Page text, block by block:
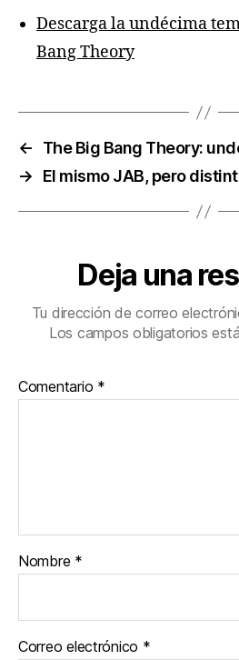
Descarga la undécima
Bang Theory
←
The Big Bang Theory:
→
El mismo JAB, pero
Deja una
Tu dirección de correo
Los campos obligatorios
Comentario *
Nombre *
Correo electrónico *